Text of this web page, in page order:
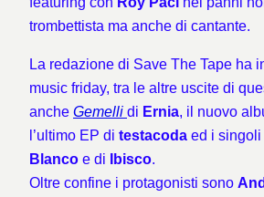
trombettista ma anche di cantante.
La redazione di Save The Tape ha
music friday, tra le altre uscite di
anche Gemelli di Ernia, il nuovo
l’ultimo EP di testacoda ed i singoli
Blanco e di Ibisco.
Oltre confine i protagonisti sono